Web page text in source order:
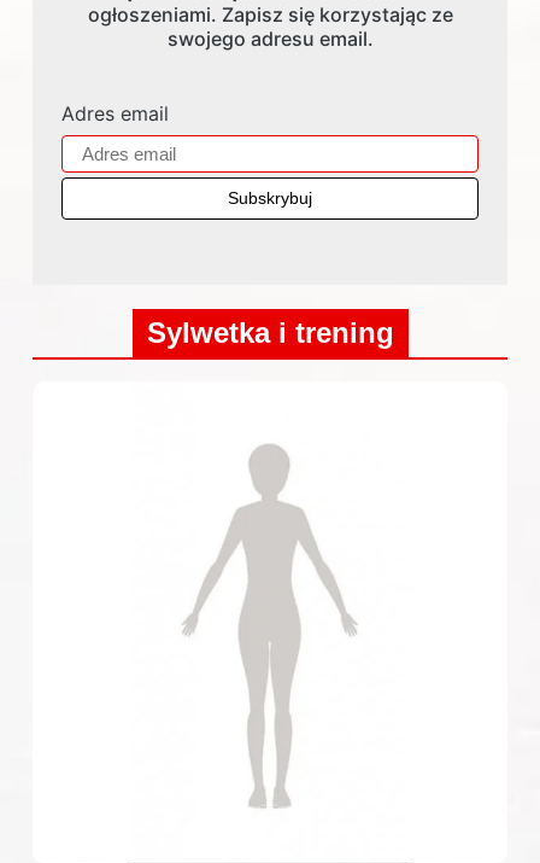
ogłoszeniami. Zapisz się korzystając ze
swojego adresu email.
Adres email
Sylwetka i trening